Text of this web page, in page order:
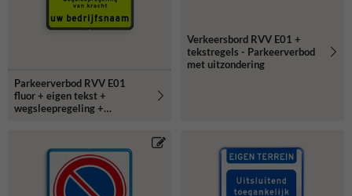
Parkeerverbod RVV E01
fluor + eigen tekst +
wegsleepregeling +
Verkeersbord RVV E01 +
tekstregels - Parkeerverbod
met uitzondering